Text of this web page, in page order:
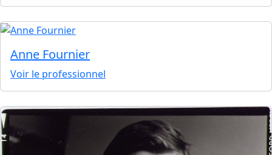
Anne Fournier
Voir le professionnel